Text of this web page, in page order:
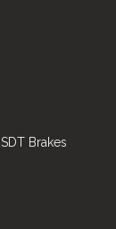
Brakes